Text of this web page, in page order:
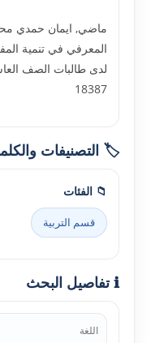
المعرفي في تنمية
لدى طالبات الصف
18387
🏷️ التصنيفات
📁 الفئات
قسم التربية
ℹ️ تفاصيل البحث
اللغة